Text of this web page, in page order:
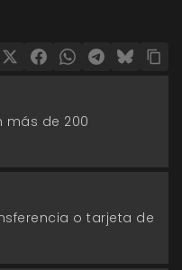
más de 200
o tarjeta de